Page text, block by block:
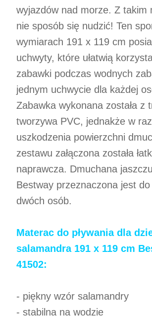
wyjazdów nad morze. Z takim
nie sposób się nudzić! Ten
wymiarach 191 x 119 cm
uchwyty, które ułatwią
zabawki podczas wodnych
jednym uchwycie dla każdej
Zabawka wykonana została z
tworzywa PVC, jednakże w
uszkodzenia powierzchni
zestawu załączona została
naprawcza. Dmuchana
Bestway przeznaczona jest do
dwóch osób.
Materac do pływania dla
salamandra 191 x 119 cm
41502:
- piękny wzór salamandry
- stabilna na wodzie